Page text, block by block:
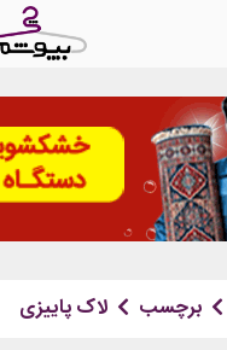
برچسب لاک پاییزی